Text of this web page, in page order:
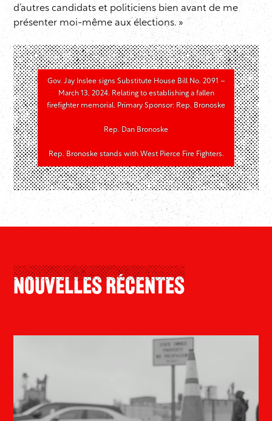
d’autres candidats et politiciens bien avant de me
présenter moi-même aux élections. »
Gov. Jay Inslee signs Substitute House Bill No. 2091 –
March 13, 2024. Relating to establishing a fallen
firefighter memorial. Primary Sponsor: Rep. Bronoske
Rep. Dan Bronoske
Rep. Bronoske stands with West Pierce Fire Fighters.
Nouvelles Récentes